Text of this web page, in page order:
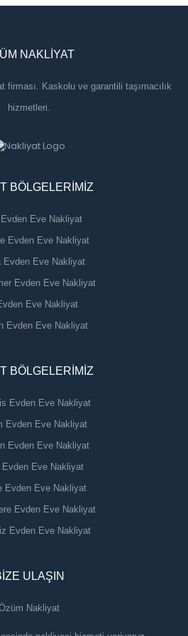
NAKLIYAT
firması. Kaskolu ve garantili taşımacılık
hizmetleri.
BÖLGELERIMIZ
Eve Nakliyat
Evden Eve Nakliyat
Evden Eve Nakliyat
Evden Eve Nakliyat
Eve Nakliyat
Evden Eve Nakliyat
BÖLGELERIMIZ
Evden Eve Nakliyat
Evden Eve Nakliyat
Evden Eve Nakliyat
Evden Eve Nakliyat
Evden Eve Nakliyat
Evden Eve Nakliyat
Evden Eve Nakliyat
ULAŞIN
Nakliyat